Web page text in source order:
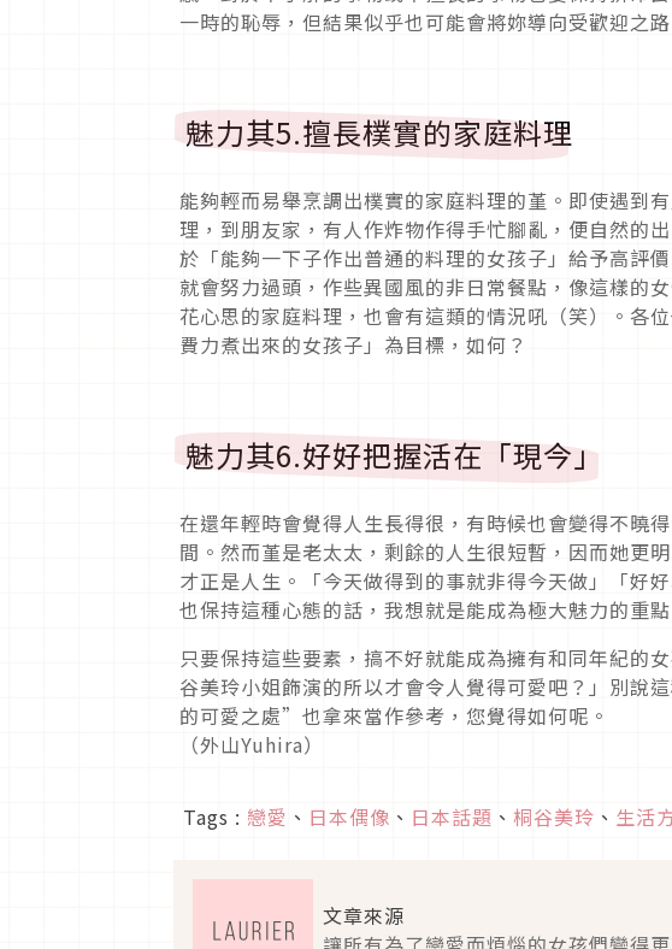
一時的恥辱，但結果似乎也可能會將妳導向受歡迎之路
魅力其5.擅長樸實的家庭料理
能夠輕而易舉烹調出樸實的家庭料理的堇。即使遇到
理，到朋友家，有人作炸物作得手忙腳亂，便自然的
於「能夠一下子作出普通的料理的女孩子」給予高評
就會努力過頭，作些異國風的非日常餐點，像這樣的
花心思的家庭料理，也會有這類的情況吼（笑）。各
費力煮出來的女孩子」為目標，如何？
魅力其6.好好把握活在「現今」
在還年輕時會覺得人生長得很，有時候也會變得不曉
間。然而堇是老太太，剩餘的人生很短暫，因而她更
才正是人生。「今天做得到的事就非得今天做」「好
也保持這種心態的話，我想就是能成為極大魅力的重點
只要保持這些要素，搞不好就能成為擁有和同年紀的
谷美玲小姐飾演的所以才會令人覺得可愛吧？」別說
的可愛之處”也拿來當作參考，您覺得如何呢。
（外山Yuhira）
Tags : 戀愛 、 日本偶像 、 日本話題 、 桐谷美玲 、 生活
文章來源